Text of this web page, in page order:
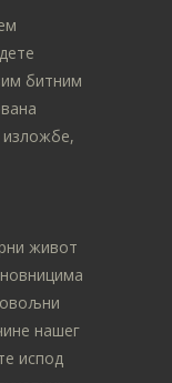
битним
живот
нашег
испод